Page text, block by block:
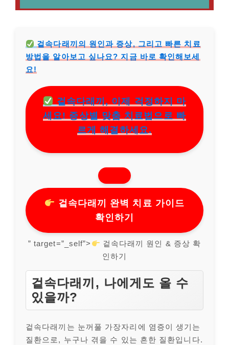
겉속다래끼의 원인과 증상, 그리고 빠른 치료
방법을 알아보고 싶나요? 지금 바로 확인해보세
요!
겉속다래끼, 이제 걱정하지 마
세요! 증상별 맞춤 치료법으로 빠
르게 해결하세요.
겉속다래끼 완벽 치료 가이드
확인하기
” target=”_self”>
겉속다래끼 원인 & 증상 확
인하기
겉속다래끼, 나에게도 올 수
있을까?
겉속다래끼는 눈꺼풀 가장자리에 염증이 생기는
질환으로, 누구나 겪을 수 있는 흔한 질환입니다.